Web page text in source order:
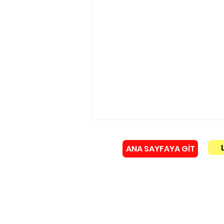
ANA SAYFAYA GİT